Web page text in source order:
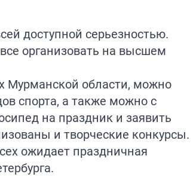
доступной серьезностью.
организовать на высшем
Мурманской области, можно
спорта, а также можно с
на праздник и заявить
и творческие конкурсы.
ожидает праздничная